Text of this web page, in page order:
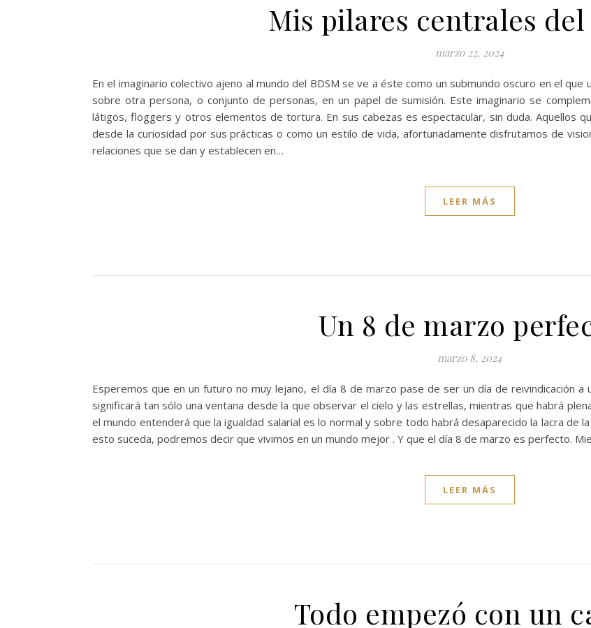
Mis pilares centrales del
marzo 22, 2024
En el imaginario colectivo ajeno al mundo del BDSM se ve a éste como un submundo oscuro en el
sobre otra persona, o conjunto de personas, en un papel de sumisión. Este imaginario se
látigos, floggers y otros elementos de tortura. En sus cabezas es espectacular, sin duda. Aquellos
desde la curiosidad por sus prácticas o como un estilo de vida, afortunadamente disfrutamos de
relaciones que se dan y establecen en…
LEER MÁS
Un 8 de marzo
marzo 8, 2024
Esperemos que en un futuro no muy lejano, el día 8 de marzo pase de ser un día de reivindicación a
significará tan sólo una ventana desde la que observar el cielo y las estrellas, mientras que habrá
el mundo entenderá que la igualdad salarial es lo normal y sobre todo habrá desaparecido la lacra de
esto suceda, podremos decir que vivimos en un mundo mejor . Y que el día 8 de marzo es perfecto.
LEER MÁS
Todo empezó con un